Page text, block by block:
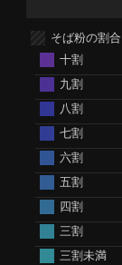
そば粉の割合
十割
九割
八割
七割
六割
五割
四割
三割
三割未満